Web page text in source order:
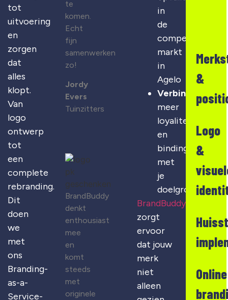
tot
uitvoering
en
zorgen
dat
alles
klopt.
Van
logo
ontwerp
tot
een
complete
rebranding.
Dit
doen
we
met
ons
Branding-
as-a-
Service-
te
komen.
Echt
fijn
samenwerken
zo!
Jordy
Evers
Tuinzitters
BrandBuddy
denkt
enthousiast
mee
en
komt
steeds
met
originele
in
de
competitieve
markt
in
Agelo
Verbinding
meer
loyaliteit
en
binding
met
je
doelgroep
BrandBuddy
zorgt
ervoor
dat jouw
merk
niet
alleen
&
Logo
&
Online